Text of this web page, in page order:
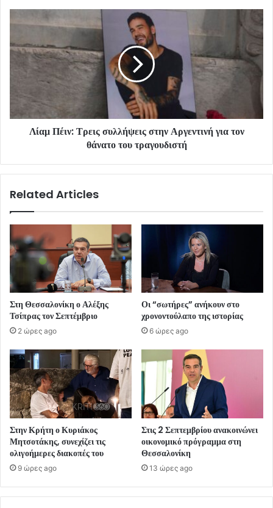
Λίαμ Πέιν: Τρεις συλλήψεις στην Αργεντινή για τον
θάνατο του τραγουδιστή
Related Articles
Στη Θεσσαλονίκη ο Αλέξης
Τσίπρας τον Σεπτέμβριο
2 ώρες ago
Οι “σωτήρες” ανήκουν στο
χρονοντούλαπο της ιστορίας
6 ώρες ago
Στην Κρήτη ο Κυριάκος
Μητσοτάκης, συνεχίζει τις
ολιγοήμερες διακοπές του
9 ώρες ago
Στις 2 Σεπτεμβρίου ανακοινώνει
οικονομικό πρόγραμμα στη
Θεσσαλονίκη
13 ώρες ago